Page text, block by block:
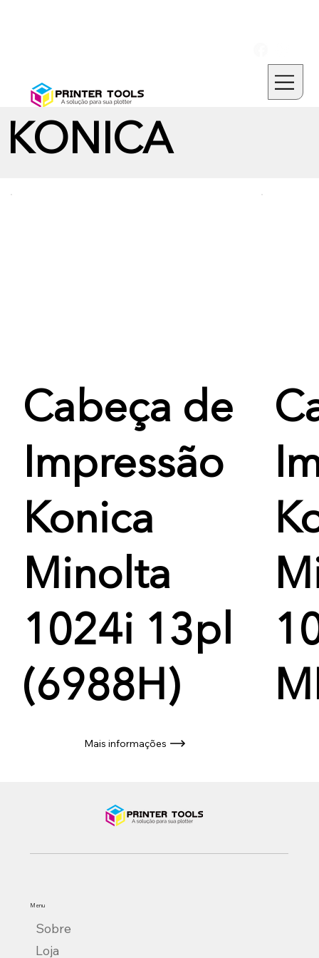
KONICA
Cabeça de
Impressão
Konica
Minolta
1024i 13pl
(6988H)
Mais informações
Menu
Sobre
Loja